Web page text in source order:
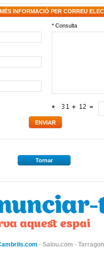
INFORMACIÓ PER CORREU
* Consulta
*
Tornar
· Salou.com ·